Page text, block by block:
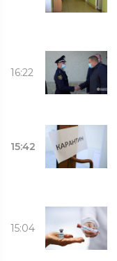
16:22
15:42
15:04